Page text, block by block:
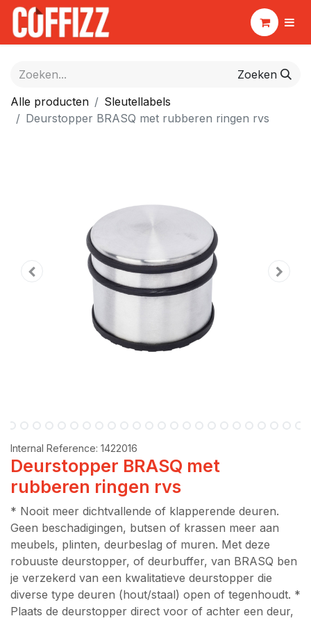
Zoeken
Alle producten
Sleutellabels
Deurstopper BRASQ met rubberen ringen rvs
Internal Reference: 1422016
Deurstopper BRASQ met
rubberen ringen rvs
* Nooit meer dichtvallende of klapperende deuren.
Geen beschadigingen, butsen of krassen meer aan
meubels, plinten, deurbeslag of muren. Met deze
robuuste deurstopper, of deurbuffer, van BRASQ ben
je verzekerd van een kwalitatieve deurstopper die
diverse type deuren (hout/staal) open of tegenhoudt. *
Plaats de deurstopper direct voor of achter een deur,